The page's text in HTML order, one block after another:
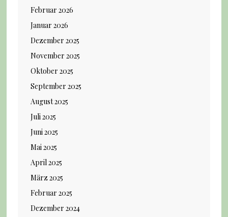
Februar 2026
Januar 2026
Dezember 2025
November 2025
Oktober 2025
September 2025
August 2025
Juli 2025
Juni 2025
Mai 2025
April 2025
März 2025
Februar 2025
Dezember 2024